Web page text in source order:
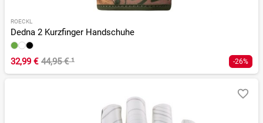
ROECKL
Dedna 2 Kurzfinger Handschuhe
32,99 € 44,95 €¹ -26%